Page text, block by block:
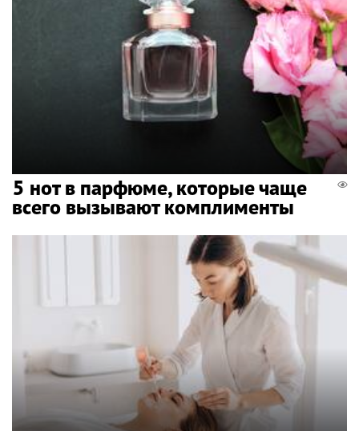
5 нот в парфюме, которые чаще
всего вызывают комплименты